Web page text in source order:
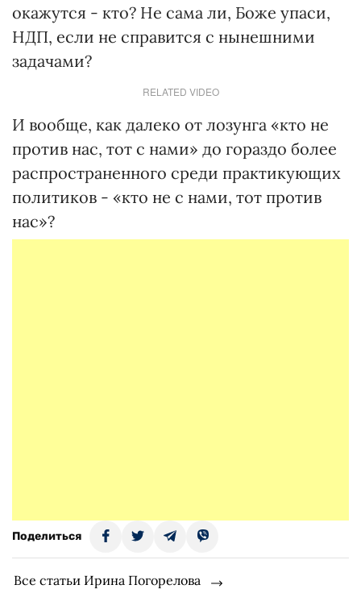
окажутся - кто? Не сама ли, Боже упаси,
НДП, если не справится с нынешними
задачами?
RELATED VIDEO
И вообще, как далеко от лозунга «кто не
против нас, тот с нами» до гораздо более
распространенного среди практикующих
политиков - «кто не с нами, тот против
нас»?
Поделиться
Все статьи Ирина Погорелова